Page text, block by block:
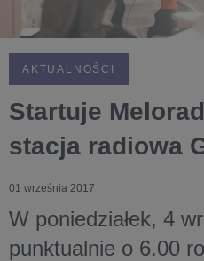
AKTUALNOŚCI
Startuje
stacja radiowa
01 września 2017
W poniedziałek, 4
punktualnie o 6.00